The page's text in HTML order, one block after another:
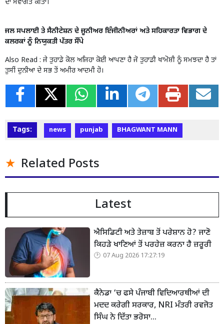
ਦਾ ਸਵਾਗਤ ਕੀਤਾ।
ਜਲ ਸਪਲਾਈ ਤੇ ਸੈਨੀਟੇਸ਼ਨ ਦੇ ਜੂਨੀਅਰ ਇੰਜੀਨੀਅਰਾਂ ਅਤੇ ਸਹਿਕਾਰਤਾ ਵਿਭਾਗ ਦੇ
ਕਲਰਕਾਂ ਨੂੰ ਨਿਯੁਕਤੀ ਪੱਤਰ ਸੌਂਪੇ
Also Read : ਜੇ ਤੁਹਾਡੇ ਕੋਲ ਅਜਿਹਾ ਕੋਈ ਆਪਣਾ ਹੈ ਜੋ ਤੁਹਾਡੀ ਖਾਮੋਸ਼ੀ ਨੂੰ ਸਮਝਦਾ ਹੈ ਤਾਂ
ਤੁਸੀਂ ਦੁਨੀਆ ਦੇ ਸਭ ਤੋਂ ਅਮੀਰ ਆਦਮੀ ਹੋ।
Tags: news punjab BHAGWANT MANN
Related Posts
Latest
ਐਸਿਡਿਟੀ ਅਤੇ ਤੇਜ਼ਾਬ ਤੋਂ ਪਰੇਸ਼ਾਨ ਹੋ? ਜਾਣੋ
ਕਿਹੜੇ ਖਾਣਿਆਂ ਤੋਂ ਪਰਹੇਜ਼ ਕਰਨਾ ਹੈ ਜ਼ਰੂਰੀ
07 Aug 2026 17:27:19
ਕੈਨੇਡਾ ‘ਚ ਫਸੇ ਪੰਜਾਬੀ ਵਿਦਿਆਰਥੀਆਂ ਦੀ
ਮਦਦ ਕਰੇਗੀ ਸਰਕਾਰ, NRI ਮੰਤਰੀ ਰਵਜੋਤ
ਸਿੰਘ ਨੇ ਦਿੱਤਾ ਭਰੋਸਾ...